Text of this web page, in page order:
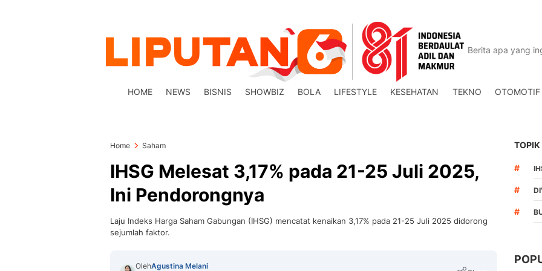
HOME NEWS BISNIS SHOWBIZ BOLA LIFESTYLE KESEHATAN TEKNO OTOMOTIF
Home Saham
IHSG Melesat 3,17% pada 21-25 Juli 2025,
Ini Pendorongnya
Laju Indeks Harga Saham Gabungan (IHSG) mencatat kenaikan 3,17% pada 21-25 Juli 2025 didorong
sejumlah faktor.
OlehAgustina Melani
TOPIK
#
#
#